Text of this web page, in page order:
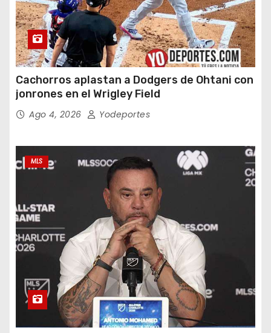
Cachorros aplastan a Dodgers de Ohtani con
jonrones en el Wrigley Field
Ago 4, 2026 Yodeportes
MLS